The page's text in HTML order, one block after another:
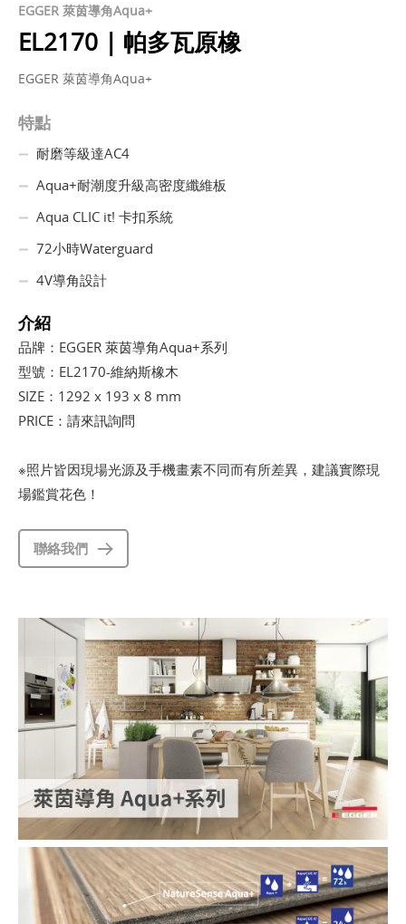
EGGER 萊茵導角Aqua+
EL2170 | 帕多瓦原橡
EGGER 萊茵導角Aqua+
特點
耐磨等級達AC4
Aqua+耐潮度升級高密度纖維板
Aqua CLIC it! 卡扣系統
72小時Waterguard
4V導角設計
介紹
品牌：EGGER 萊茵導角Aqua+系列
型號：EL2170-維納斯橡木
SIZE：1292 x 193 x 8 mm
PRICE：請來訊詢問
※照片皆因現場光源及手機畫素不同而有所差異，建議實際現
場鑑賞花色！
聯絡我們